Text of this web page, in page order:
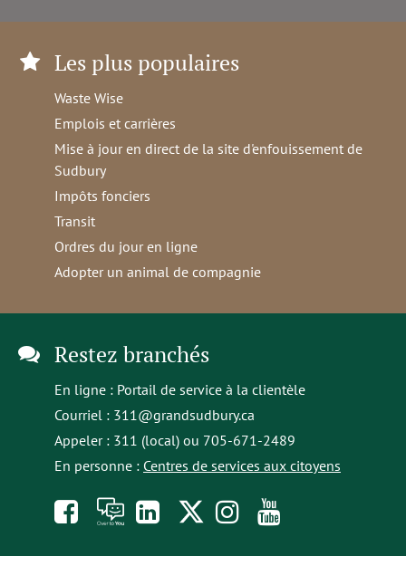
Les plus populaires
Waste Wise
Emplois et carrières
Mise à jour en direct de la site d'enfouissement de
Sudbury
Impôts fonciers
Transit
Ordres du jour en ligne
Adopter un animal de compagnie
Restez branchés
En ligne : Portail de service à la clientèle
Courriel : 311@grandsudbury.ca
Appeler : 311 (local) ou 705-671-2489
En personne : Centres de services aux citoyens
Like
us
À
toi
opens
in
Follow
us
Follow
us to